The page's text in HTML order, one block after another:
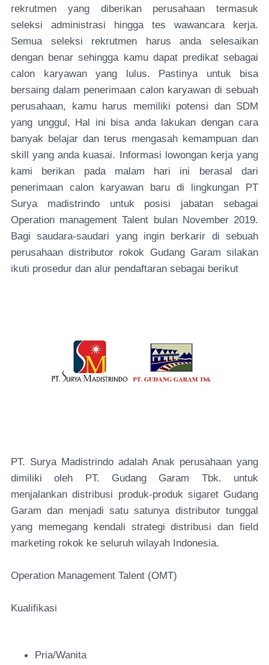
rekrutmen yang diberikan perusahaan termasuk
seleksi administrasi hingga tes wawancara kerja.
Semua seleksi rekrutmen harus anda selesaikan
dengan benar sehingga kamu dapat predikat sebagai
calon karyawan yang lulus. Pastinya untuk bisa
bersaing dalam penerimaan calon karyawan di sebuah
perusahaan, kamu harus memiliki potensi dan SDM
yang unggul, Hal ini bisa anda lakukan dengan cara
banyak belajar dan terus mengasah kemampuan dan
skill yang anda kuasai. Informasi lowongan kerja yang
kami berikan pada malam hari ini berasal dari
penerimaan calon karyawan baru di lingkungan PT
Surya madistrindo untuk posisi jabatan sebagai
Operation management Talent bulan November 2019.
Bagi saudara-saudari yang ingin berkarir di sebuah
perusahaan distributor rokok Gudang Garam silakan
ikuti prosedur dan alur pendaftaran sebagai berikut
PT. Surya Madistrindo adalah Anak perusahaan yang
dimiliki oleh PT. Gudang Garam Tbk. untuk
menjalankan distribusi produk-produk sigaret Gudang
Garam dan menjadi satu satunya distributor tunggal
yang memegang kendali strategi distribusi dan field
marketing rokok ke seluruh wilayah Indonesia.
Operation Management Talent (OMT)
Kualifikasi
Pria/Wanita